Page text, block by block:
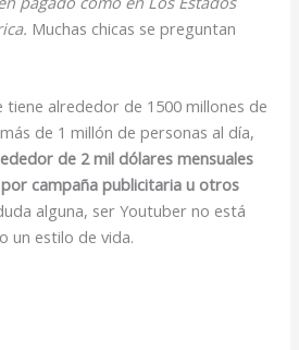
Muchas chicas se preguntan
tiene alrededor de 1500 millones de
de 1 millón de personas al día,
de 2 mil dólares mensuales
campaña publicitaria u otros
alguna, ser Youtuber no está
un estilo de vida.